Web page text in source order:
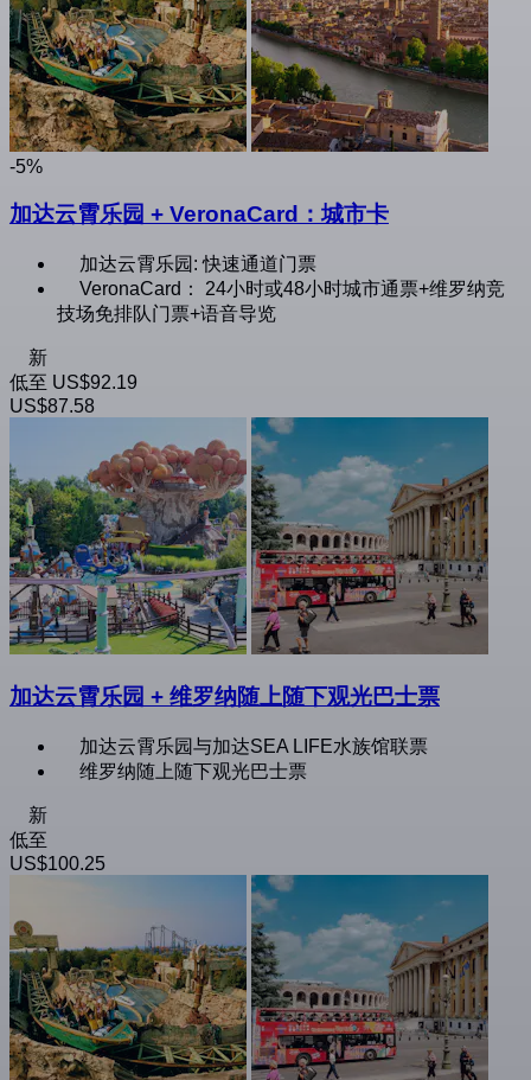
-5%
加达云霄乐园 + VeronaCard：城市卡
加达云霄乐园: 快速通道门票
VeronaCard： 24小时或48小时城市通票+维罗纳竞
技场免排队门票+语音导览
新
低至 US$92.19
US$87.58
加达云霄乐园 + 维罗纳随上随下观光巴士票
加达云霄乐园与加达SEA LIFE水族馆联票
维罗纳随上随下观光巴士票
新
低至
US$100.25